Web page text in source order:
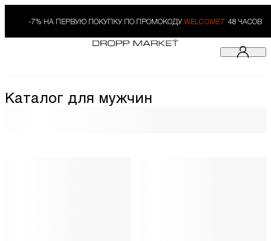
-7% НА ПЕРВУЮ ПОКУПКУ ПО ПРОМОКОДУ WELCOME7. 48 ЧАСОВ
Каталог для мужчин